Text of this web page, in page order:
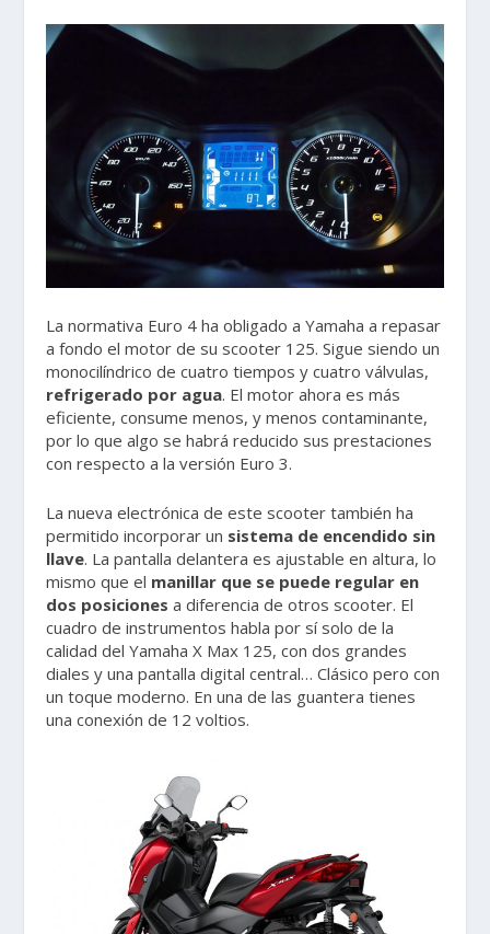
La normativa Euro 4 ha obligado a Yamaha a repasar
a fondo el motor de su scooter 125. Sigue siendo un
monocilíndrico de cuatro tiempos y cuatro válvulas,
refrigerado por agua. El motor ahora es más
eficiente, consume menos, y menos contaminante,
por lo que algo se habrá reducido sus prestaciones
con respecto a la versión Euro 3.
La nueva electrónica de este scooter también ha
permitido incorporar un sistema de encendido sin
llave. La pantalla delantera es ajustable en altura, lo
mismo que el manillar que se puede regular en
dos posiciones a diferencia de otros scooter. El
cuadro de instrumentos habla por sí solo de la
calidad del Yamaha X Max 125, con dos grandes
diales y una pantalla digital central… Clásico pero con
un toque moderno. En una de las guantera tienes
una conexión de 12 voltios.